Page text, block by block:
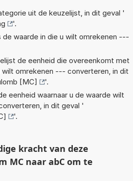
uit de keuzelijst, in dit geval '
'.
de waarde in die u wilt omrekenen ---
de eenheid die overeenkomt met
wilt omrekenen --- converteren, in dit
[MC]
'.
eenheid waarnaar u de waarde wilt
in dit geval '
'.
kracht van deze
MC naar abC om te